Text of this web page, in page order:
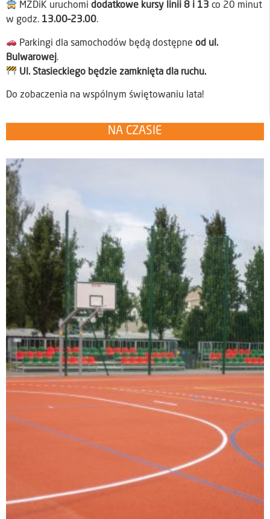
MZDiK uruchomidodatkowe kursy linii 8 i 13 co 20 minut
w godz. 13.00–23.00.
Parkingi dla samochodów będą dostępneod ul.
Bulwarowej.
Ul. Stasieckiego będzie zamknięta dla ruchu.
Do zobaczenia na wspólnym świętowaniu lata!
NA CZASIE